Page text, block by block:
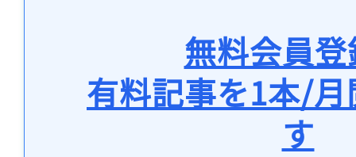
無料会員
有料記事を1本/
す